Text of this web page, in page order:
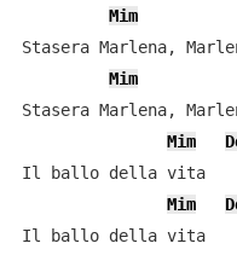
Mim
Stasera Marlena,
Mim
Stasera Marlena,
Mim
Il ballo della vita
Mim
Il ballo della vita